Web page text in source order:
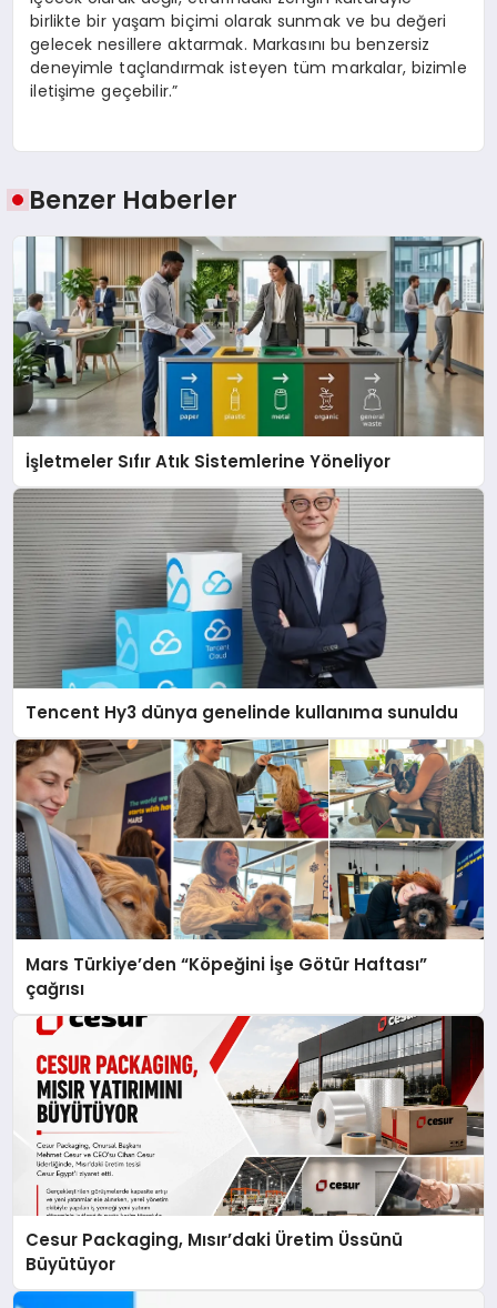
birlikte bir yaşam biçimi olarak sunmak ve bu değeri
gelecek nesillere aktarmak. Markasını bu benzersiz
deneyimle taçlandırmak isteyen tüm markalar, bizimle
iletişime geçebilir.”
Benzer Haberler
İşletmeler Sıfır Atık Sistemlerine Yöneliyor
Tencent Hy3 dünya genelinde kullanıma sunuldu
Mars Türkiye’den “Köpeğini İşe Götür Haftası”
çağrısı
Cesur Packaging, Mısır’daki Üretim Üssünü
Büyütüyor